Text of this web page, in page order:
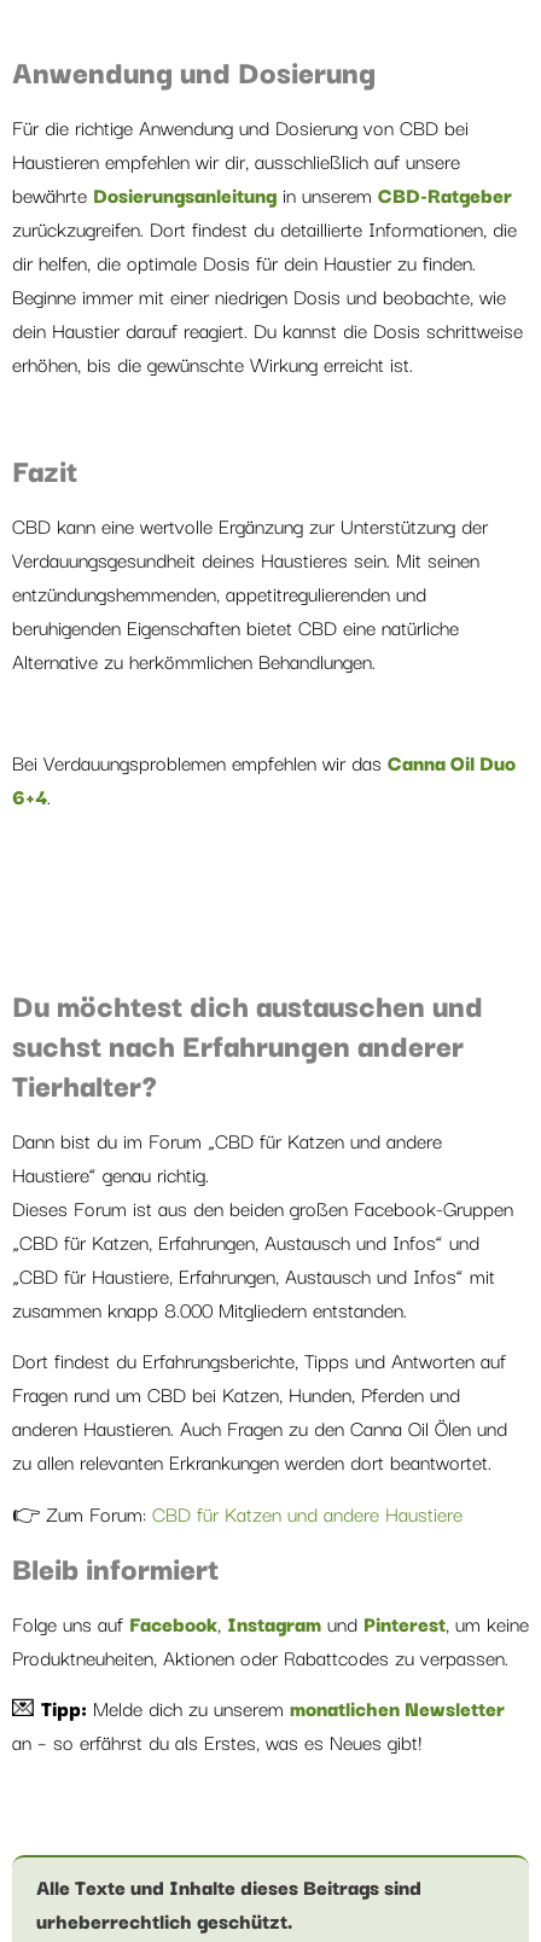
Anwendung und Dosierung
Für die richtige Anwendung und Dosierung von CBD bei
Haustieren empfehlen wir dir, ausschließlich auf unsere
bewährte Dosierungsanleitungin unserem CBD-Ratgeber
zurückzugreifen. Dort findest du detaillierte Informationen, die
dir helfen, die optimale Dosis für dein Haustier zu finden.
Beginne immer mit einer niedrigen Dosis und beobachte, wie
dein Haustier darauf reagiert. Du kannst die Dosis schrittweise
erhöhen, bis die gewünschte Wirkung erreicht ist.
Fazit
CBD kann eine wertvolle Ergänzung zur Unterstützung der
Verdauungsgesundheit deines Haustieres sein. Mit seinen
entzündungshemmenden, appetitregulierenden und
beruhigenden Eigenschaften bietet CBD eine natürliche
Alternative zu herkömmlichen Behandlungen.
Bei Verdauungsproblemen empfehlen wir das Canna Oil Duo
6+4.
Du möchtest dich austauschen und
suchst nach Erfahrungen anderer
Tierhalter?
Dann bist du im Forum „CBD für Katzen und andere
Haustiere“ genau richtig.
Dieses Forum ist aus den beiden großen Facebook-Gruppen
„CBD für Katzen, Erfahrungen, Austausch und Infos“ und
„CBD für Haustiere, Erfahrungen, Austausch und Infos“ mit
zusammen knapp 8.000 Mitgliedern entstanden.
Dort findest du Erfahrungsberichte, Tipps und Antworten auf
Fragen rund um CBD bei Katzen, Hunden, Pferden und
anderen Haustieren. Auch Fragen zu den Canna Oil Ölen und
zu allen relevanten Erkrankungen werden dort beantwortet.
👉 Zum Forum:CBD für Katzen und andere Haustiere
Bleib informiert
Folge uns auf Facebook, Instagramund Pinterest, um keine
Produktneuheiten, Aktionen oder Rabattcodes zu verpassen.
💌 Tipp: Melde dich zu unserem monatlichen Newsletter
an – so erfährst du als Erstes, was es Neues gibt!
Alle Texte und Inhalte dieses Beitrags sind
urheberrechtlich geschützt.